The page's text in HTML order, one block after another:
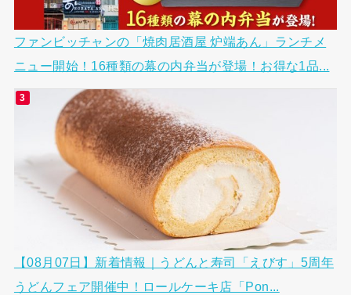
ファンビッチャンの「焼肉居酒屋 炉端あん」ランチメ
ニュー開始！16種類の幕の内弁当が登場！お得な1品...
【08月07日】新着情報｜うどんと寿司「えびす」5周年
うどんフェア開催中！ロールケーキ店「Pon...